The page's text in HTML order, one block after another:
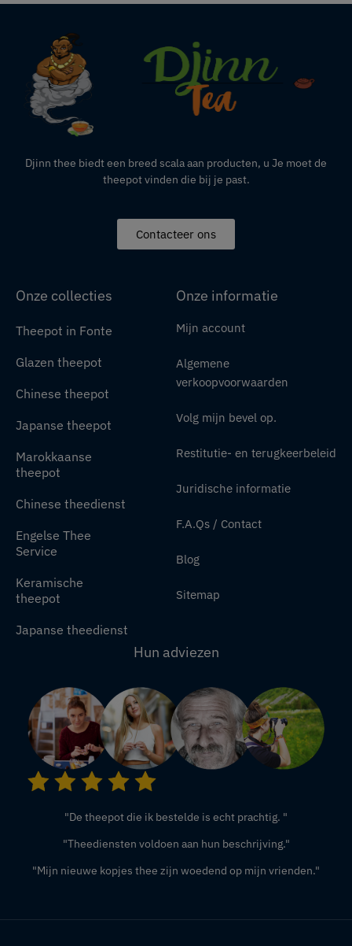
Djinn thee biedt een breed scala aan producten, u Je moet de
theepot vinden die bij je past.
Contacteer ons
Onze collecties
Theepot in Fonte
Glazen theepot
Chinese theepot
Japanse theepot
Marokkaanse
theepot
Chinese theedienst
Engelse Thee
Service
Keramische
theepot
Japanse theedienst
Onze informatie
Mijn account
Algemene
verkoopvoorwaarden
Volg mijn bevel op.
Restitutie- en terugkeerbeleid
Juridische informatie
F.A.Qs / Contact
Blog
Sitemap
Hun adviezen
"De theepot die ik bestelde is echt prachtig. "
"Theediensten voldoen aan hun beschrijving."
"Mijn nieuwe kopjes thee zijn woedend op mijn vrienden."